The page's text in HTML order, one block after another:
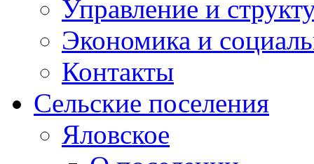
Управление и
Экономика и
Контакты
Сельские поселения
Яловское